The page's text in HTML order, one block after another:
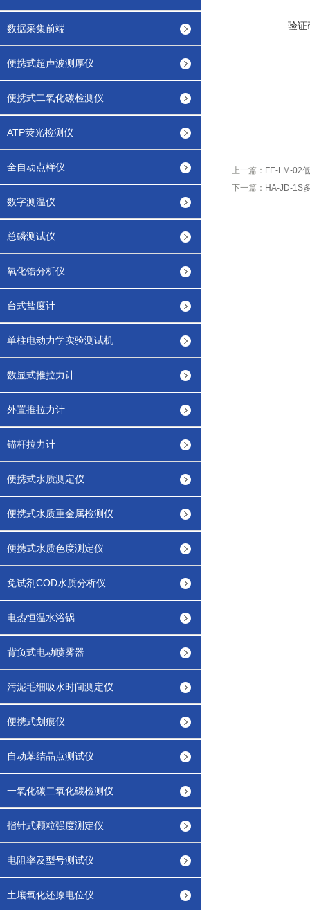
数据采集前端
便携式超声波测厚仪
便携式二氧化碳检测仪
ATP荧光检测仪
全自动点样仪
数字测温仪
总磷测试仪
氧化锆分析仪
台式盐度计
单柱电动力学实验测试机
数显式推拉力计
外置推拉力计
锚杆拉力计
便携式水质测定仪
便携式水质重金属检测仪
便携式水质色度测定仪
免试剂COD水质分析仪
电热恒温水浴锅
背负式电动喷雾器
污泥毛细吸水时间测定仪
便携式划痕仪
自动苯结晶点测试仪
一氧化碳二氧化碳检测仪
指针式颗粒强度测定仪
电阻率及型号测试仪
土壤氧化还原电位仪
验证
上一篇： FE-LM-02
下一篇： HA-JD-1S